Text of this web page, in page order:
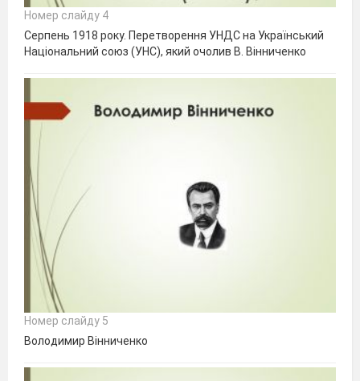
Номер слайду 4
Серпень 1918 року. Перетворення УНДС на Український
Національний союз (УНС), який очолив В. Вінниченко
Номер слайду 5
Володимир Вінниченко